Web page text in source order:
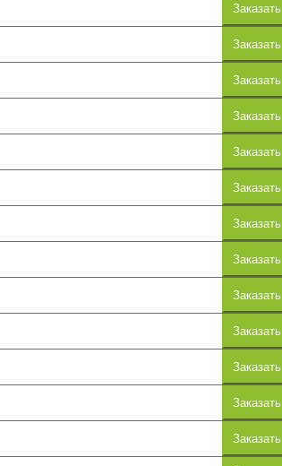
Заказать
Заказать
Заказать
Заказать
Заказать
Заказать
Заказать
Заказать
Заказать
Заказать
Заказать
Заказать
Заказать